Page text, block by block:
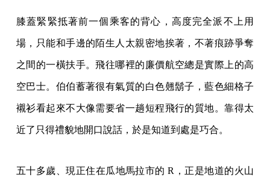
膝蓋緊緊抵著前一個乘客的背心，高度完全派不上用
場，只能和手邊的陌生人太親密地挨著，不著痕跡爭奪
之間的一橫扶手。飛往哪裡的廉價航空總是實際上的高
空巴士。伯伯蓄著很有氣質的白色翹鬍子，藍色細格子
襯衫看起來不大像需要省一趟短程飛行的質地。靠得太
近了只得禮貌地開口說話，於是知道到處是巧合。
五十多歲、現正住在瓜地馬拉市的 R，正是地道的火山